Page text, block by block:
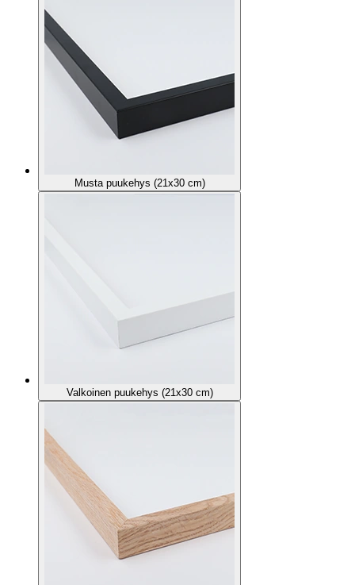
Musta puukehys (21x30 cm)
Valkoinen puukehys (21x30 cm)